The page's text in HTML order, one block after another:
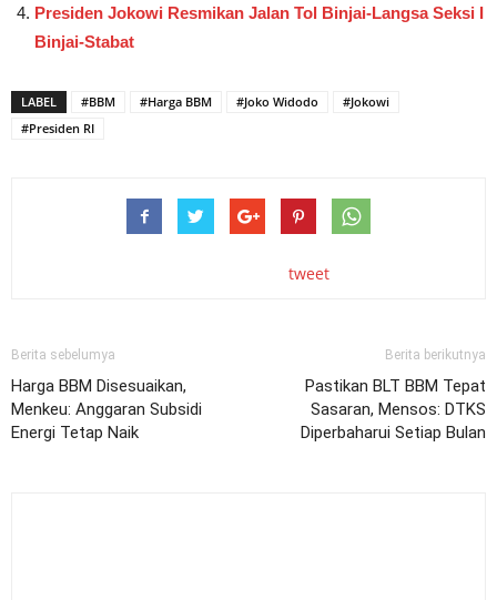
Presiden Jokowi Resmikan Jalan Tol Binjai-Langsa Seksi I
Binjai-Stabat
LABEL #BBM #Harga BBM #Joko Widodo
#Jokowi
#Presiden RI
tweet
Berita sebelumya
Harga BBM Disesuaikan,
Menkeu: Anggaran Subsidi
Energi Tetap Naik
Berita berikutnya
Pastikan BLT BBM Tepat
Sasaran, Mensos: DTKS
Diperbaharui Setiap Bulan